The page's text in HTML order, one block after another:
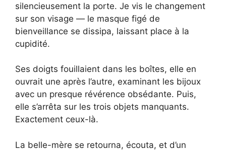
silencieusement la porte. Je vis le changement
sur son visage — le masque figé de
bienveillance se dissipa, laissant place à la
cupidité.
Ses doigts fouillaient dans les boîtes, elle en
ouvrait une après l’autre, examinant les bijoux
avec un presque révérence obsédante. Puis,
elle s’arrêta sur les trois objets manquants.
Exactement ceux-là.
La belle-mère se retourna, écouta, et d’un